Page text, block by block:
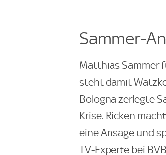
Sammer-
Matthias Sammer
steht damit
Bologna zerlegte
Krise. Ricken
eine Ansage und
TV-Experte bei